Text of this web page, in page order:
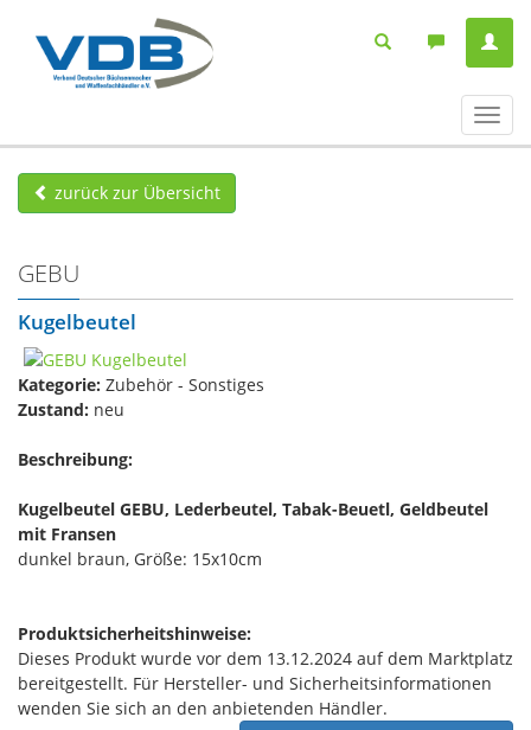
ein-/
zurück zur Übersicht
GEBU
Kugelbeutel
Kategorie: Zubehör - Sonstiges
Zustand: neu
Beschreibung:
Kugelbeutel GEBU, Lederbeutel, Tabak-Beuetl, Geldbeutel
mit Fransen
dunkel braun, Größe: 15x10cm
Produktsicherheitshinweise:
Dieses Produkt wurde vor dem 13.12.2024 auf dem Marktplatz
bereitgestellt. Für Hersteller- und Sicherheitsinformationen
wenden Sie sich an den anbietenden Händler.